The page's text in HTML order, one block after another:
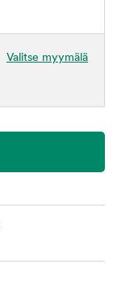
Valitse myymälä